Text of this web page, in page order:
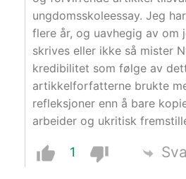
ungdomsskoleessay. Jeg
flere år, og uavhegig av om
skrives eller ikke så mister
kredibilitet som følge av
artikkelforfatterne brukte
refleksjoner enn å bare
arbeider og ukritisk
1